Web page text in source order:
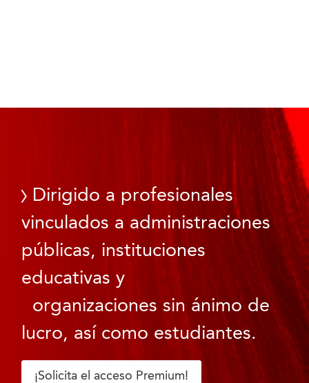
Dirigido a profesionales
vinculados a administraciones
públicas, instituciones
educativas y
organizaciones sin ánimo de
lucro, así como estudiantes.
¡Solicita el acceso Premium!